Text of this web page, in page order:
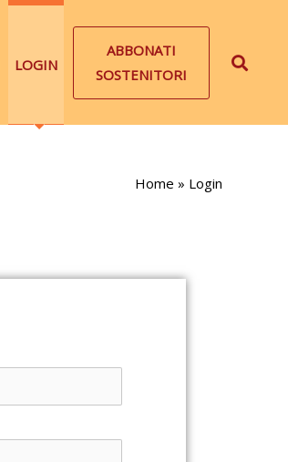
LOGIN
ABBONATI
SOSTENITORI
Home » Login